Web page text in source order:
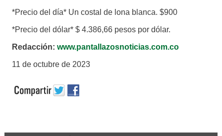
*Precio del día* Un costal de lona blanca. $900
*Precio del dólar* $ 4.386,66 pesos por dólar.
Redacción: www.pantallazosnoticias.com.co
11 de octubre de 2023